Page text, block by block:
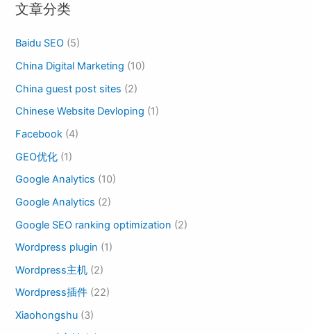
文章分类
Baidu SEO (5)
China Digital Marketing (10)
China guest post sites (2)
Chinese Website Devloping (1)
Facebook (4)
GEO优化 (1)
Google Analytics (10)
Google Analytics (2)
Google SEO ranking optimization (2)
Wordpress plugin (1)
Wordpress主机 (2)
Wordpress插件 (22)
Xiaohongshu (3)